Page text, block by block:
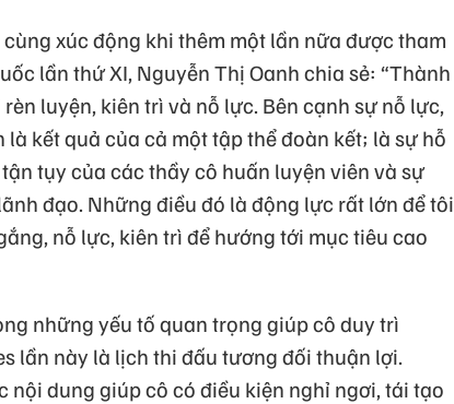
xúc động khi thêm một lần nữa được tham
lần thứ XI, Nguyễn Thị Oanh chia sẻ: “Thành
luyện, kiên trì và nỗ lực. Bên cạnh sự nỗ lực,
kết quả của cả một tập thể đoàn kết; là sự hỗ
tụy của các thầy cô huấn luyện viên và sự
đạo. Những điều đó là động lực rất lớn để tôi
nỗ lực, kiên trì để hướng tới mục tiêu cao
những yếu tố quan trọng giúp cô duy trì
lần này là lịch thi đấu tương đối thuận lợi.
dung giúp cô có điều kiện nghỉ ngơi, tái tạo